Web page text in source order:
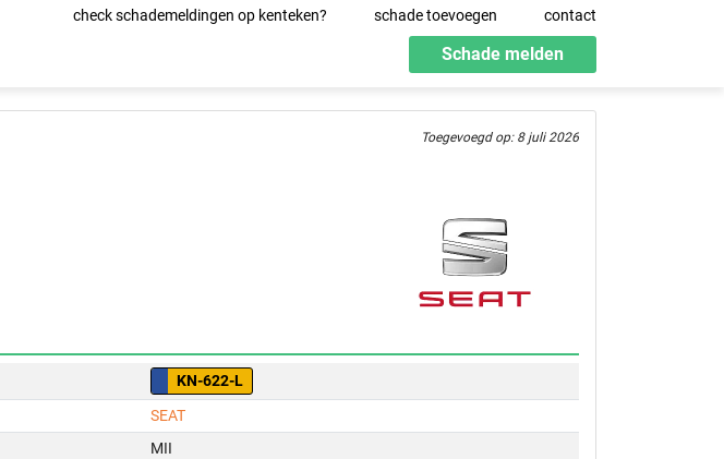
check schademeldingen op kenteken? schade toevoegen contact
Schade melden
Toegevoegd op: 8 juli 2026
KN-622-L
SEAT
MII